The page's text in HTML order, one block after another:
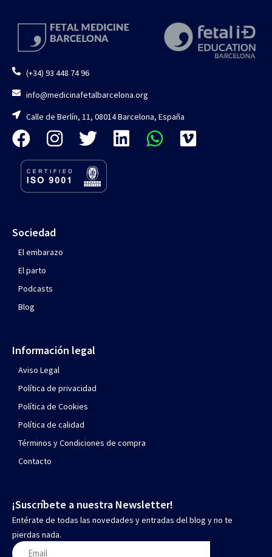
(+34) 93 448 74 96
info@medicinafetalbarcelona.org
Calle de Berlín, 11, 08014 Barcelona, España
Sociedad
El embarazo
El parto
Podcasts
Blog
Información legal
Aviso Legal
Política de privacidad
Política de Cookies
Política de calidad
Términos y Condiciones de compra
Contacto
¡Suscríbete a nuestra Newsletter!
Entérate de todas las novedades y entradas del blog y no te
pierdas nada.